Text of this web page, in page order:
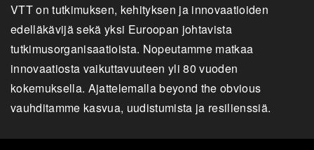
VTT on tutkimuksen, kehityksen ja innovaatioiden
edelläkävijä sekä yksi Euroopan johtavista
tutkimusorganisaatioista. Nopeutamme matkaa
innovaatiosta vaikuttavuuteen yli 80 vuoden
kokemuksella. Ajattelemalla beyond the obvious
vauhditamme kasvua, uudistumista ja resilienssiä.